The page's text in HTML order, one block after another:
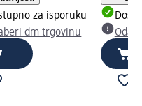
za isporuku
dm trgovinu